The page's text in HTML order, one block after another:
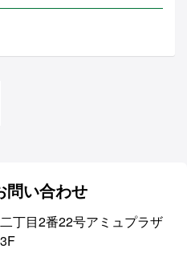
問い合わせ
丁目2番22号アミュプラザ